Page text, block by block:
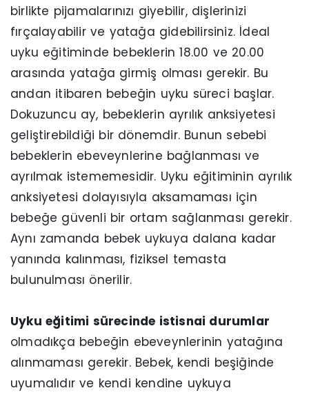
birlikte pijamalarınızı giyebilir, dişlerinizi
fırçalayabilir ve yatağa gidebilirsiniz. İdeal
uyku eğitiminde bebeklerin 18.00 ve 20.00
arasında yatağa girmiş olması gerekir. Bu
andan itibaren bebeğin uyku süreci başlar.
Dokuzuncu ay, bebeklerin ayrılık anksiyetesi
geliştirebildiği bir dönemdir. Bunun sebebi
bebeklerin ebeveynlerine bağlanması ve
ayrılmak istememesidir. Uyku eğitiminin ayrılık
anksiyetesi dolayısıyla aksamaması için
bebeğe güvenli bir ortam sağlanması gerekir.
Aynı zamanda bebek uykuya dalana kadar
yanında kalınması, fiziksel temasta
bulunulması önerilir.
Uyku eğitimi sürecinde istisnai durumlar
olmadıkça bebeğin ebeveynlerinin yatağına
alınmaması gerekir. Bebek, kendi beşiğinde
uyumalıdır ve kendi kendine uykuya